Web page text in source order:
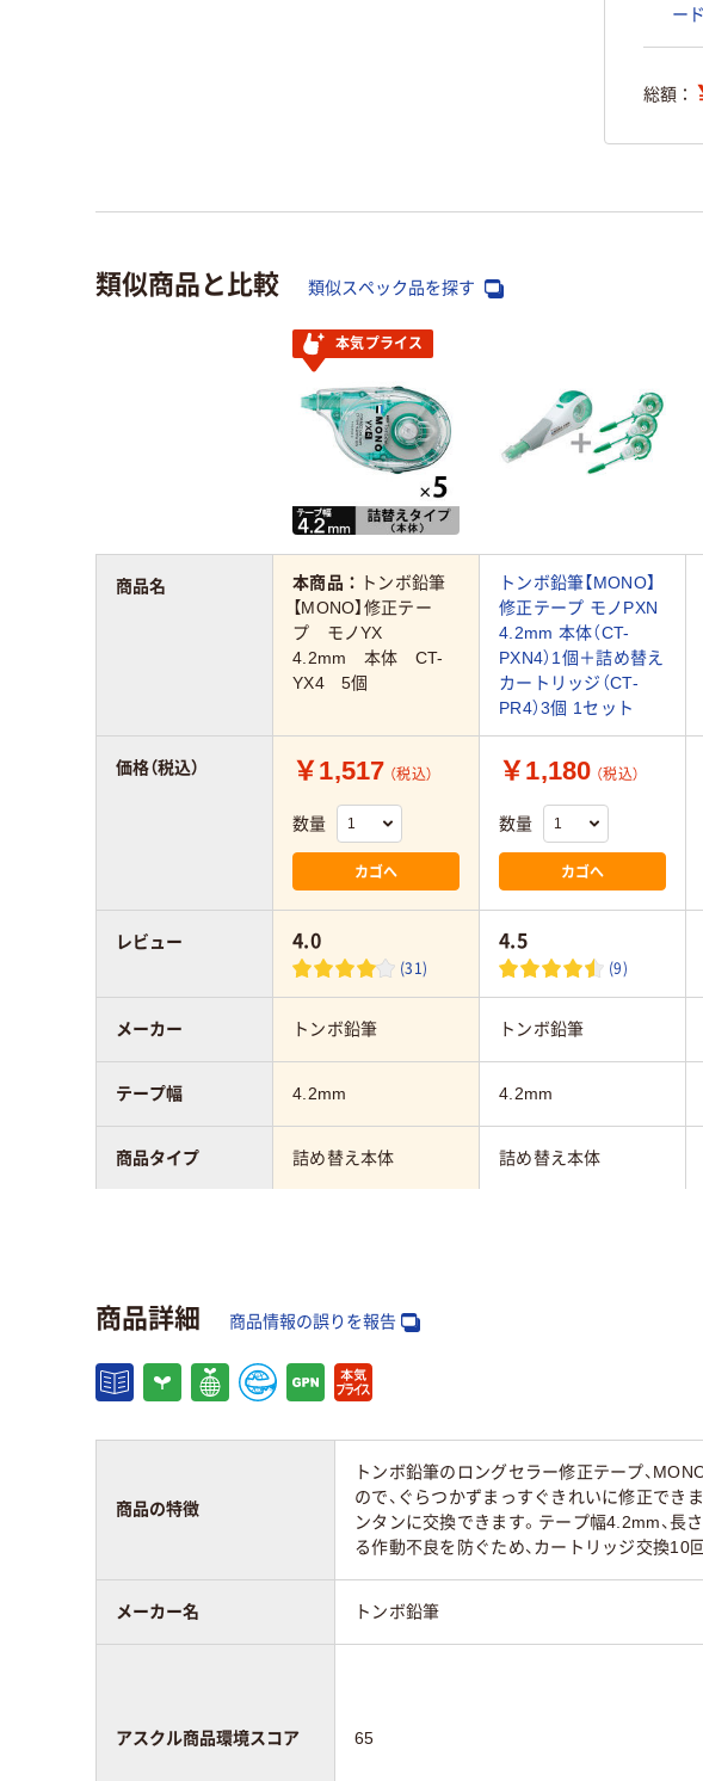
ー
総額：
類似商品と比較 類似スペック品を探す
本気プライス
本商品： トンボ鉛筆
【MONO】修正テー
プ モノYX
4.2mm 本体 CT-
YX4 5個
トンボ鉛筆【MONO】
修正テープ モノPXN
4.2mm 本体（CT-
PXN4）1個＋詰め替え
カートリッジ（CT-
PR4）3個 1セット
￥1,517 （税込）
数量
カゴへ
￥1,180 （税込）
数量
カゴへ
4.0
(31)
4.5
(9)
トンボ鉛筆 トンボ鉛筆
4.2mm 4.2mm
詰め替え本体 詰め替え本体
65
商品名
価格（税込）
レビュー
メーカー
テープ幅
商品タイプ
スコア
商品詳細 商品情報の誤りを報告
商品の特徴
トンボ鉛筆のロングセラー修正テープ、
ので、ぐらつかずまっすぐきれいに修正でき
ンタンに交換できます。テープ幅4.2mm、
る作動不良を防ぐため、カートリッジ交換10
メーカー名 トンボ鉛筆
アスクル商品環境スコア 65